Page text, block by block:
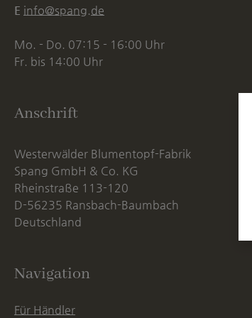
E info@spang.de
Mo. - Do. 07:15 - 16:00 Uhr
Fr. bis 14:00 Uhr
Anschrift
Westerwälder Blumentopf-Fabrik
Spang GmbH & Co. KG
Rheinstraße 113-120
D-56235 Ransbach-Baumbach
Deutschland
Navigation
Für Händler